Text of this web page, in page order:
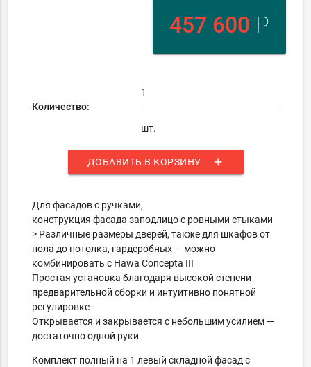
457 600 ₽
Количество:
шт.
ДОБАВИТЬ В КОРЗИНУ add
Для фасадов с ручками,
конструкция фасада заподлицо с ровными стыками
> Различные размеры дверей, также для шкафов от
пола до потолка, гардеробных — можно
комбинировать с Hawa Concepta III
Простая установка благодаря высокой степени
предварительной сборки и интуитивно понятной
регулировке
Открывается и закрывается с небольшим усилием —
достаточно одной руки
Комплект полный на 1 левый складной фасад с